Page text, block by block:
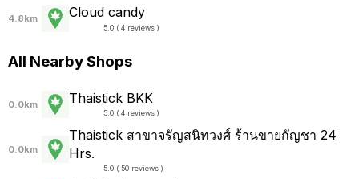
4.8km Cloud candy
5.0 ( 4 reviews )
All Nearby Shops
0.0km Thaistick BKK
5.0 ( 4 reviews )
0.0km
Thaistick สาขาจรัญสนิทวงศ์ ร้านขายกัญชา 24
Hrs.
5.0 ( 50 reviews )